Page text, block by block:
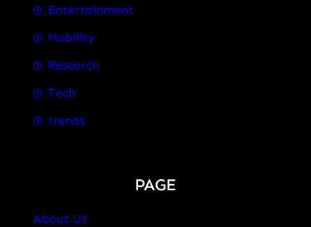
Entertainment
Mobility
Research
Tech
trends
PAGE
About Us